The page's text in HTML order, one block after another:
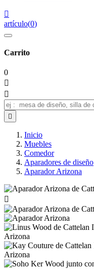

artículo(0)
Carrito
0



Inicio
Muebles
Comedor
Aparadores de diseño
Aparador Arizona
